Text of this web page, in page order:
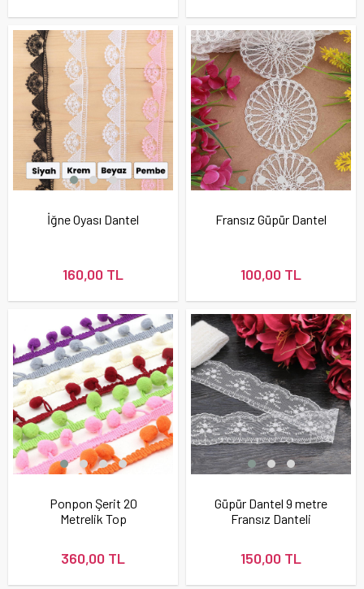
İğne Oyası Dantel
160,00 TL
Fransız Güpür Dantel
100,00 TL
Ponpon Şerit 20
Metrelik Top
360,00 TL
Güpür Dantel 9 metre
Fransız Danteli
150,00 TL